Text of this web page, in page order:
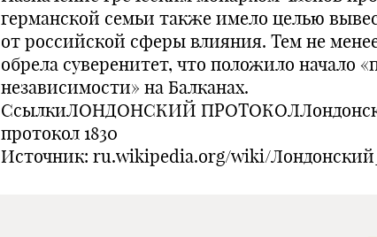
германской семьи также имело целью
от российской сферы влияния. Тем не
обрела суверенитет, что положило начало
независимости» на Балканах.
СсылкиЛОНДОНСКИЙ
протокол 1830
Источник: ru.wikipedia.org/wiki/